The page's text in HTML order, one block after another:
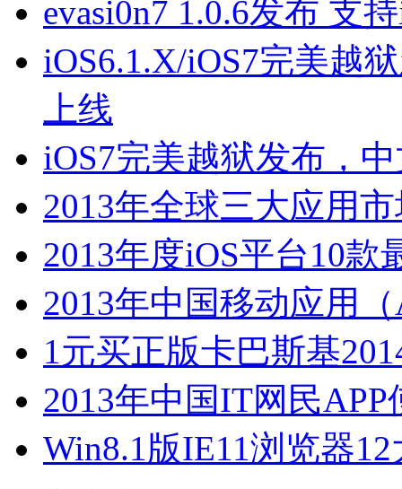
evasi0n7 1.0.6发布 支
iOS6.1.X/iOS7完美越
上线
iOS7完美越狱发布，
2013年全球三大应用
2013年度iOS平台10款
2013年中国移动应用
1元买正版卡巴斯基
2013年中国IT网民
Win8.1版IE11浏览器